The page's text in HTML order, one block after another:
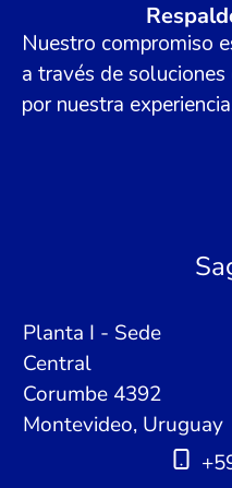
Nuestro compromiso
a través de
por nuestra
Planta I - Sede
Central
Corumbe 4392
Montevideo, Uruguay